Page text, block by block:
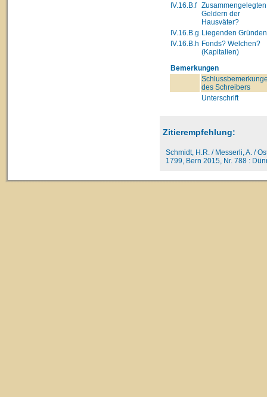
IV.16.B.f Zusammengelegten
Geldern der
Hausväter?
IV.16.B.g Liegenden
IV.16.B.h Fonds? Welchen?
(Kapitalien)
Bemerkungen
des Schreibers
Unterschrift
Zitierempfehlung:
Schmidt, H.R. / Messerli, A. /
1799, Bern 2015, Nr. 788 :